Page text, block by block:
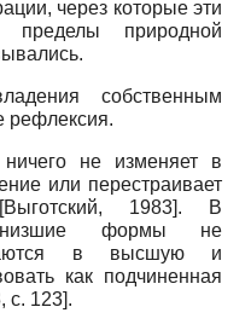
через которые эти
пределы природной
собственным
рефлексия.
не изменяет в
или перестраивает
[Выготский, 1983]. В
«низшие формы не
в высшую и
как подчиненная
, с. 123].